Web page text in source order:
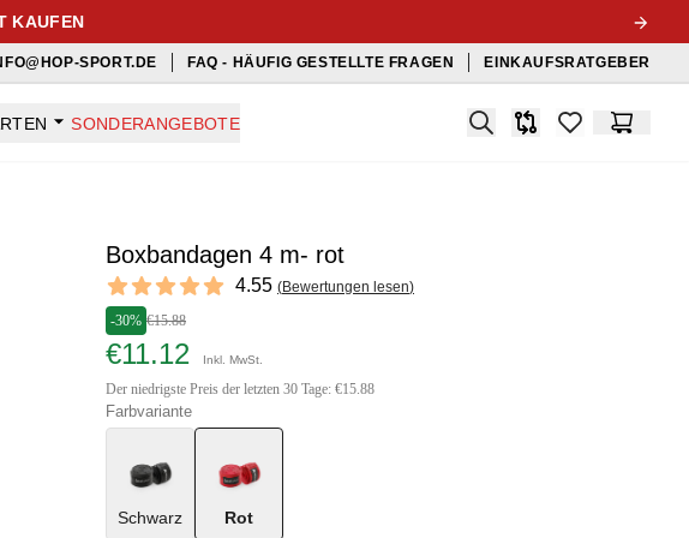
KAUFEN
SPORT.DE FAQ - HÄUFIG GESTELLTE FRAGEN EINKAUFSRATGEBER
SONDERANGEBOTE Search
Produkt-items in
Boxbandagen 4 m- rot
Reviews
4.55 out of 5 stars 4.55 (Bewertungen lesen)
-30% €15.88
€11.12 Inkl. MwSt.
Der niedrigste Preis der letzten 30 Tage: €15.88
Farbvariante
Schwarz Rot